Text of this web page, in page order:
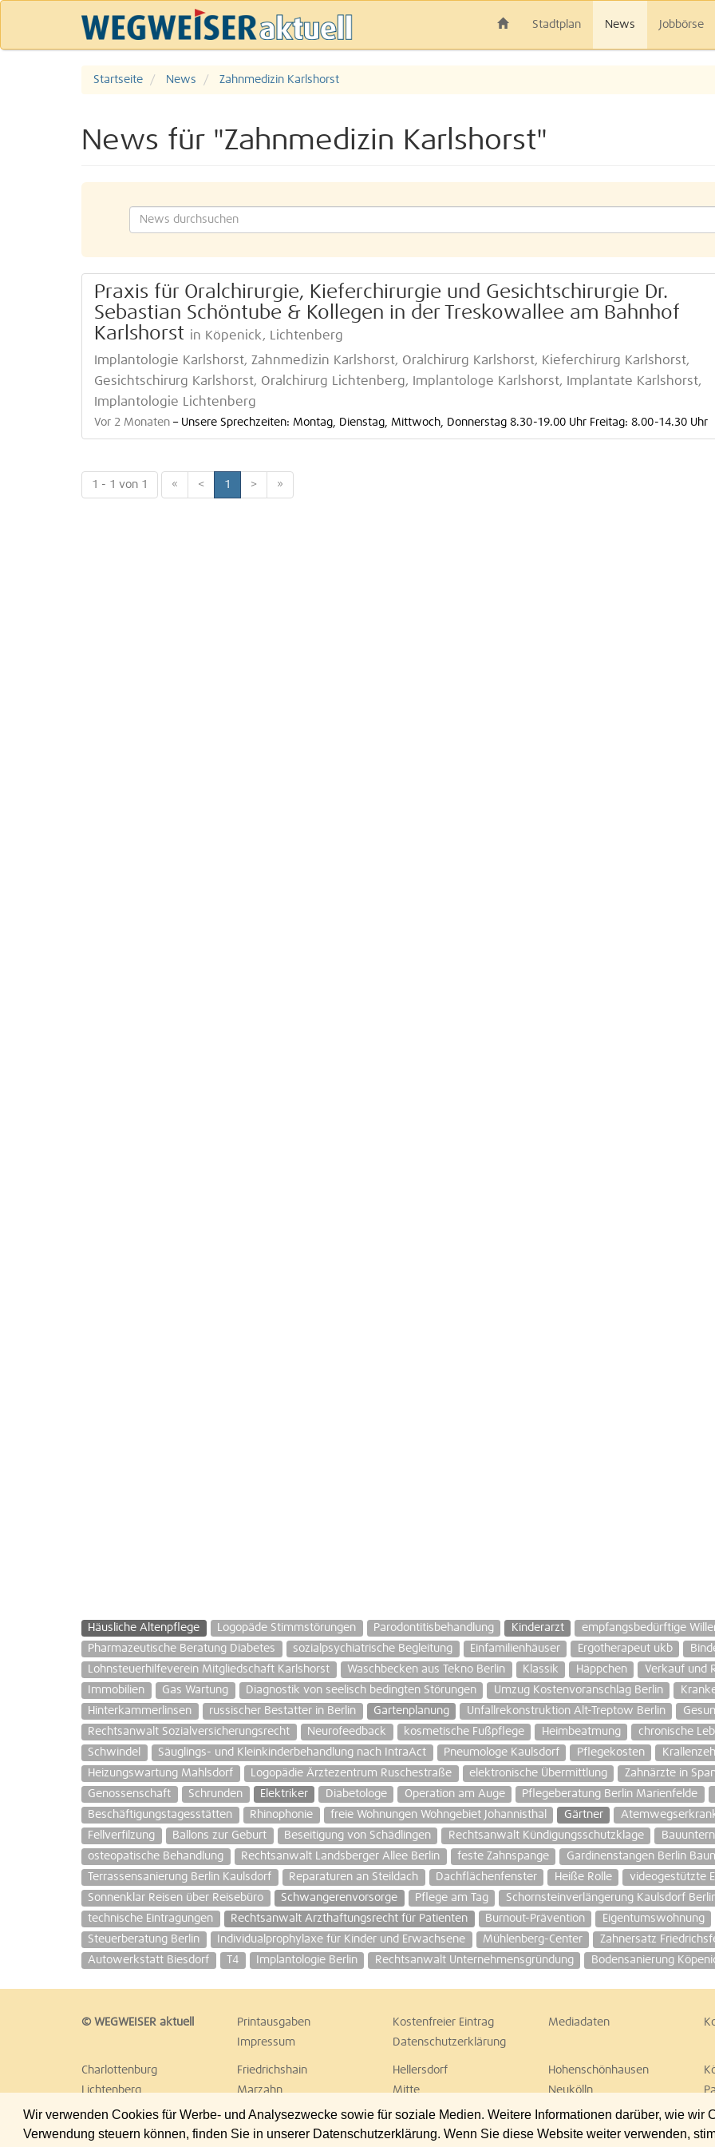
Wir verwenden Cookies für Werbe- und Analysezwecke sowie für soziale Medien. Weitere Informationen darüber, wie wir
Verwendung steuern können, finden Sie in unserer Datenschutzerklärung. Wenn Sie diese Website weiter verwenden,
Stadtplan News Jobbörse
Startseite News Zahnmedizin Karlshorst
News für "Zahnmedizin Karlshorst"
Praxis für Oralchirurgie, Kieferchirurgie und Gesichtschirurgie Dr.
Sebastian Schöntube & Kollegen in der Treskowallee am Bahnhof
Karlshorst in Köpenick, Lichtenberg
Implantologie Karlshorst, Zahnmedizin Karlshorst, Oralchirurg Karlshorst, Kieferchirurg Karlshorst,
Gesichtschirurg Karlshorst, Oralchirurg Lichtenberg, Implantologe Karlshorst, Implantate Karlshorst,
Implantologie Lichtenberg
Vor 2 Monaten – Unsere Sprechzeiten: Montag, Dienstag, Mittwoch, Donnerstag 8.30-19.00 Uhr Freitag: 8.00-14.30 Uhr
1 - 1 von 1 « < 1 > »
Häusliche Altenpflege Logopäde Stimmstörungen Parodontitisbehandlung Kinderarzt empfangsbedürftige
Pharmazeutische Beratung Diabetes
sozialpsychiatrische Begleitung Einfamilienhäuser Ergotherapeut ukb
Lohnsteuerhilfeverein Mitgliedschaft Karlshorst
Waschbecken aus Tekno Berlin Klassik Häppchen
Verkauf und
Immobilien
Gas Wartung Diagnostik von seelisch bedingten Störungen Umzug Kostenvoranschlag Berlin
Hinterkammerlinsen
russischer Bestatter in Berlin Gartenplanung Unfallrekonstruktion Alt-Treptow Berlin
Rechtsanwalt Sozialversicherungsrecht
Neurofeedback kosmetische Fußpflege Heimbeatmung chronische
Schwindel
Säuglings- und Kleinkinderbehandlung nach IntraAct Pneumologe Kaulsdorf Pflegekosten Krallenzeh
Heizungswartung Mahlsdorf
Logopädie Ärztezentrum Ruschestraße elektronische Übermittlung Zahnärzte in
Genossenschaft
Schrunden Elektriker Diabetologe Operation am Auge Pflegeberatung Berlin Marienfelde
Beschäftigungstagesstätten
Rhinophonie freie Wohnungen Wohngebiet Johannisthal Gärtner
Fellverfilzung
Ballons zur Geburt Beseitigung von Schädlingen Rechtsanwalt Kündigungsschutzklage
osteopatische Behandlung
Rechtsanwalt Landsberger Allee Berlin feste Zahnspange
Gardinenstangen Berlin
Terrassensanierung Berlin Kaulsdorf
Reparaturen an Steildach Dachflächenfenster Heiße Rolle
videogestützte
Sonnenklar Reisen über Reisebüro
Schwangerenvorsorge Pflege am Tag Schornsteinverlängerung Kaulsdorf
technische Eintragungen
Rechtsanwalt Arzthaftungsrecht für Patienten Burnout-Prävention Eigentumswohnung
Steuerberatung Berlin
Individualprophylaxe für Kinder und Erwachsene Mühlenberg-Center Zahnersatz
Autowerkstatt Biesdorf
T4 Implantologie Berlin Rechtsanwalt Unternehmensgründung Bodensanierung
© WEGWEISER aktuell Printausgaben Kostenfreier Eintrag Mediadaten
Impressum
Datenschutzerklärung
Charlottenburg Friedrichshain Hellersdorf Hohenschönhausen
Lichtenberg
Marzahn Mitte Neukölln
Reinickendorf
Schöneberg Spandau Steglitz
Treptow
Umland Ost Wedding Weißensee